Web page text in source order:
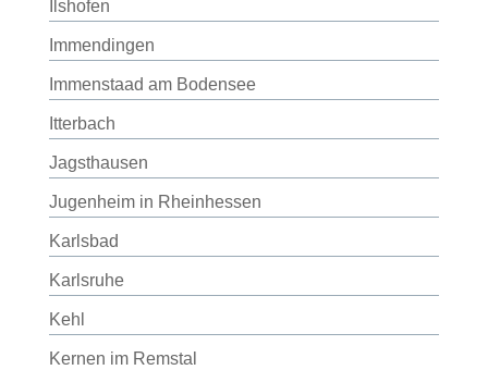
Ilshofen
Immendingen
Immenstaad am Bodensee
Itterbach
Jagsthausen
Jugenheim in Rheinhessen
Karlsbad
Karlsruhe
Kehl
Kernen im Remstal